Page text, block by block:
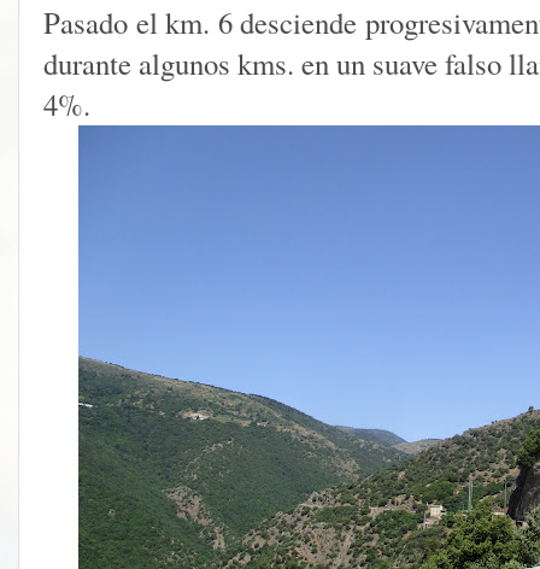
Pasado el km. 6 desciende
durante algunos kms. en un suave falso
4%.